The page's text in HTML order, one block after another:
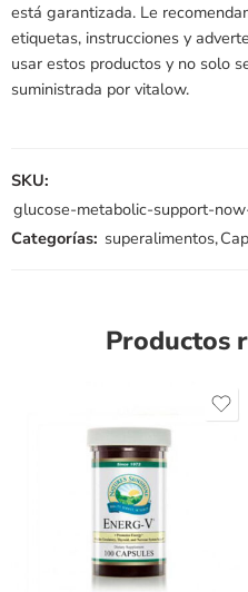
está garantizada. Le
etiquetas, instrucciones y
usar estos productos y no solo
suministrada por vitalow.
SKU:
glucose-metabolic-support-
Categorías: superalimentos,
Productos